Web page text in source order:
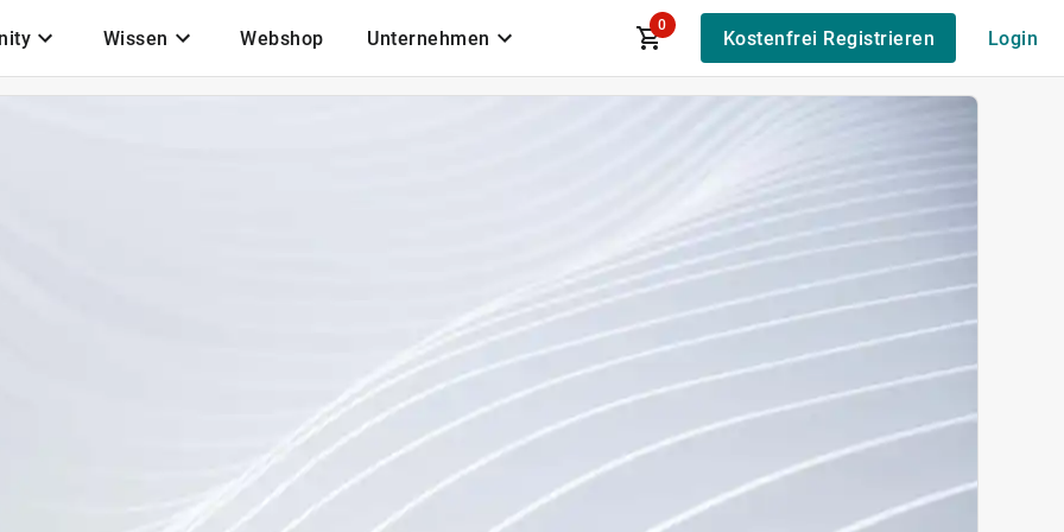
Wissen Webshop Unternehmen
0
Kostenfrei Registrieren Login